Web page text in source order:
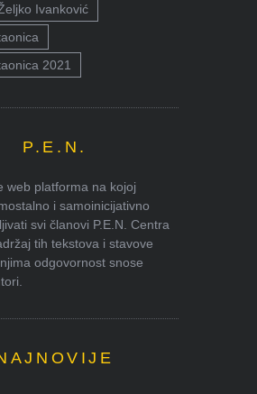
Ivanković
2021
P.E.N.
web platforma na kojoj
i samoinicijativno
svi članovi P.E.N. Centra
tih tekstova i stavove
odgovornost snose